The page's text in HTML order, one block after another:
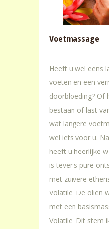
Voetmassage
Heeft u wel eens
voeten en een
doorbloeding? Of
bestaan of last
wat langere
wel iets voor u.
heeft u heerlijke
is tevens pure
met zuivere
Volatile. De oliën
met een
Volatile. Dit stem